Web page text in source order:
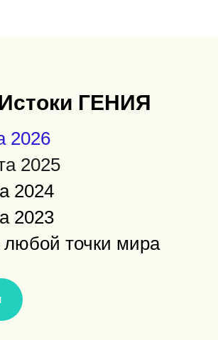
ГЕНИЯ
2026
2025
2024
2023
любой точки мира